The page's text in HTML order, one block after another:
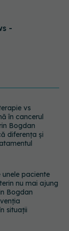
-
paciente
nu mai ajung
Bogdan
situații
un nou caz
tulpină
la om la om